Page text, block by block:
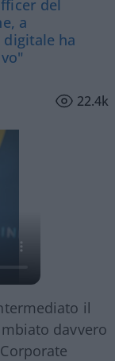
del
a
ha
22.4k
il
davvero